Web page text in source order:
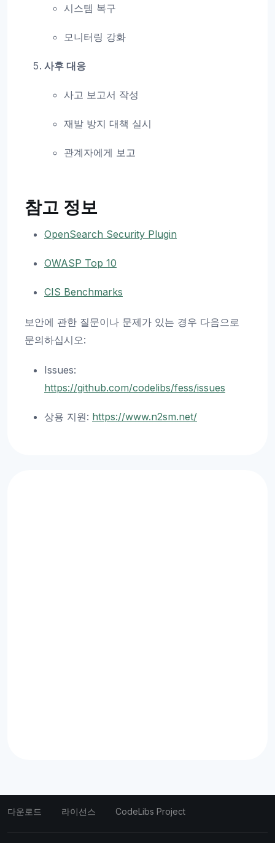
시스템 복구
모니터링 강화
사후 대응
사고 보고서 작성
재발 방지 대책 실시
관계자에게 보고
참고 정보
OpenSearch Security Plugin
OWASP Top 10
CIS Benchmarks
보안에 관한 질문이나 문제가 있는 경우 다음으로
문의하십시오:
Issues:
https://github.com/codelibs/fess/issues
상용 지원: https://www.n2sm.net/
다운로드 라이선스 CodeLibs Project